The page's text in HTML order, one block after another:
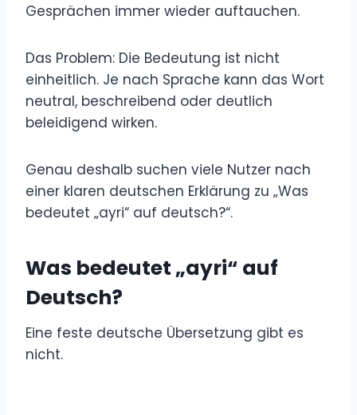
Gesprächen immer wieder auftauchen.
Das Problem: Die Bedeutung ist nicht
einheitlich. Je nach Sprache kann das Wort
neutral, beschreibend oder deutlich
beleidigend wirken.
Genau deshalb suchen viele Nutzer nach
einer klaren deutschen Erklärung zu „Was
bedeutet „ayri“ auf deutsch?“.
Was bedeutet „ayri“ auf
Deutsch?
Eine feste deutsche Übersetzung gibt es
nicht.